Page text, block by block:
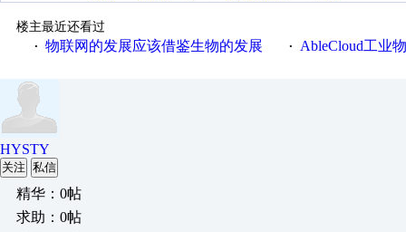
楼主最近还看过
· 物联网的发展应该借鉴生物的发展 · AbleCloud工业物联
HYSTY
关注 私信
精华：0帖
求助：0帖